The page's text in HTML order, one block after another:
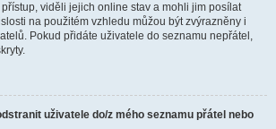
viděli jejich online stav a mohli jim posílat
na použitém vzhledu můžou být zvýrazněny i
Pokud přidáte uživatele do seznamu nepřátel,
uživatele do/z mého seznamu přátel nebo